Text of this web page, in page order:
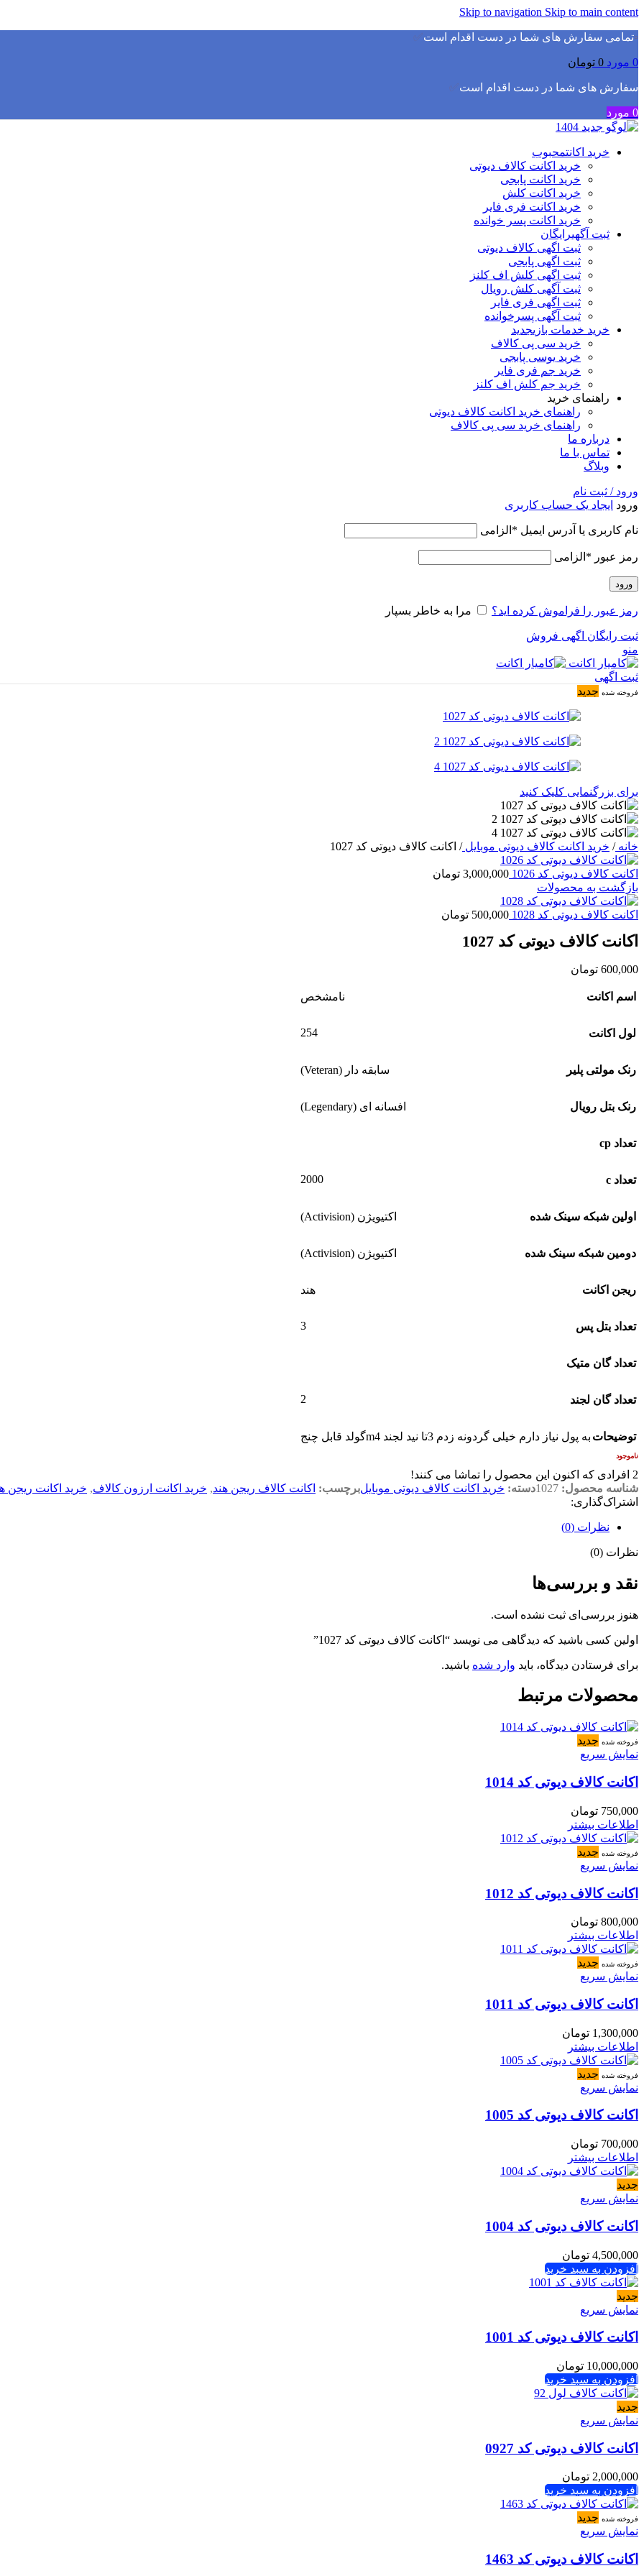
Skip to navigation Skip to main content
▫️تمامی سفارش های شما در دست اقدام است✅
0 مورد 0 تومان
سفارش های شما در دست اقدام است✅
0 مورد
خرید اکانتمحبوب
خرید اکانت کالاف دیوتی
خرید اکانت پابجی
خرید اکانت کلش
خرید اکانت فری فایر
خرید اکانت پسر خوانده
ثبت آگهیرایگان
ثبت اگهی کالاف دیوتی
ثبت اگهی پابجی
ثبت اگهی کلش اف کلنز
ثبت آگهی کلش رویال
ثبت اگهی فری فایر
ثبت آگهی پسرخوانده
خرید خدمات بازیجدید
خرید سی پی کالاف
خرید یوسی پابجی
خرید جم فری فایر
خرید جم کلش اف کلنز
راهنمای خرید
راهنمای خرید اکانت کالاف دیوتی
راهنمای خرید سی پی کالاف
درباره ما
تماس با ما
وبلاگ
ورود / ثبت نام
ورود ایجاد یک حساب کاربری
نام کاربری یا آدرس ایمیل * الزامی
رمز عبور * الزامی
ورود
رمز عبور را فراموش کرده اید؟ مرا به خاطر بسپار
ثبت رایگان اگهی فروش
منو
ثبت اگهی
فروخته شده جدید
برای بزرگنمایی کلیک کنید
خانه/ خرید اکانت کالاف دیوتی موبایل/ اکانت کالاف دیوتی کد 1027
اکانت کالاف دیوتی کد 1026 3,000,000 تومان
بازگشت به محصولات
اکانت کالاف دیوتی کد 1028 500,000 تومان
اکانت کالاف دیوتی کد 1027
600,000 تومان
اسم اکانت نامشخص
لول اکانت 254
رنک مولتی پلیر سابقه دار (Veteran)
رنک بتل رویال افسانه ای (Legendary)
تعداد cp
تعداد c 2000
اولین شبکه سینک شده اکتیویژن (Activision)
دومین شبکه سینک شده اکتیویژن (Activision)
ریجن اکانت هند
تعداد بتل پس 3
تعداد گان متیک
تعداد گان لجند 2
توضیحات به پول نیاز دارم خیلی گردونه زدم 3تا نید لجند m4گولد قابل چنج
ناموجود
2 افرادی که اکنون این محصول را تماشا می کنند!
شناسه محصول: 1027دسته: خرید اکانت کالاف دیوتی موبایلبرچسب: اکانت کالاف ریجن هند, خرید اکانت ارزون کالاف, خرید اکانت ریجن
اشتراک‌گذاری:
نظرات (0)
نظرات (0)
نقد و بررسی‌ها
هنوز بررسی‌ای ثبت نشده است.
اولین کسی باشید که دیدگاهی می نویسد “اکانت کالاف دیوتی کد 1027”
برای فرستادن دیدگاه، باید وارد شده باشید.
محصولات مرتبط
فروخته شده جدید
نمایش سریع
اکانت کالاف دیوتی کد 1014
750,000 تومان
اطلاعات بیشتر
فروخته شده جدید
نمایش سریع
اکانت کالاف دیوتی کد 1012
800,000 تومان
اطلاعات بیشتر
فروخته شده جدید
نمایش سریع
اکانت کالاف دیوتی کد 1011
1,300,000 تومان
اطلاعات بیشتر
فروخته شده جدید
نمایش سریع
اکانت کالاف دیوتی کد 1005
700,000 تومان
اطلاعات بیشتر
جدید
نمایش سریع
اکانت کالاف دیوتی کد 1004
4,500,000 تومان
افزودن به سبد خرید
جدید
نمایش سریع
اکانت کالاف دیوتی کد 1001
10,000,000 تومان
افزودن به سبد خرید
جدید
نمایش سریع
اکانت کالاف دیوتی کد 0927
2,000,000 تومان
افزودن به سبد خرید
فروخته شده جدید
نمایش سریع
اکانت کالاف دیوتی کد 1463